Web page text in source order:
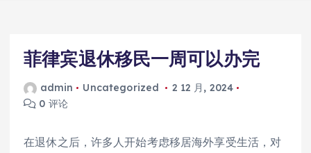
菲律宾退休移民一周可以办完
admin Uncategorized
2 12 月, 2024
0 评论
在退休之后，许多人开始考虑移居海外享受生活，对